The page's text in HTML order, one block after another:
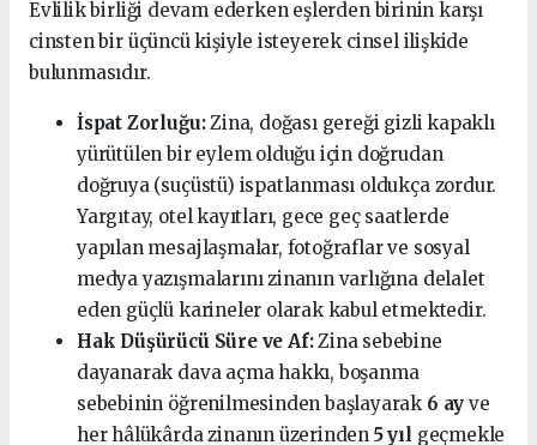
Evlilik birliği devam ederken eşlerden birinin karşı
cinsten bir üçüncü kişiyle isteyerek cinsel ilişkide
bulunmasıdır.
İspat Zorluğu:Zina, doğası gereği gizli kapaklı
yürütülen bir eylem olduğu için doğrudan
doğruya (suçüstü) ispatlanması oldukça zordur.
Yargıtay, otel kayıtları, gece geç saatlerde
yapılan mesajlaşmalar, fotoğraflar ve sosyal
medya yazışmalarını zinanın varlığına delalet
eden güçlü karineler olarak kabul etmektedir.
Hak Düşürücü Süre ve Af:Zina sebebine
dayanarak dava açma hakkı, boşanma
sebebinin öğrenilmesinden başlayarak 6 ay ve
her hâlükârda zinanın üzerinden 5 yıl geçmekle